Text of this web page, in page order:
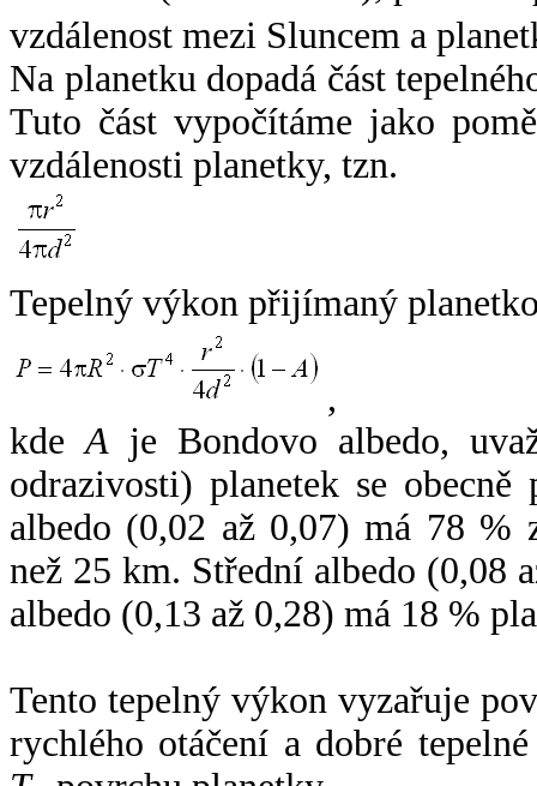
vzdálenost mezi Sluncem a
Na planetku dopadá část
Tuto část vypočítáme jako
vzdálenosti planetky, tzn.
Tepelný výkon přijímaný
,
kdeA je Bondovo albedo,
odrazivosti) planetek se
albedo (0,02 až 0,07) má 78 %
než 25 km. Střední albedo (0,08
albedo (0,13 až 0,28) má 18 %
Tento tepelný výkon vyzařuje
rychlého otáčení a dobré